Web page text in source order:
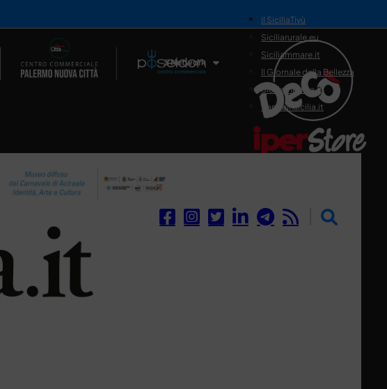
Il Network
il SiciliaTivù
Siciliarurale.eu
Siciliammare.it
Il Giornale della Bellezza
Siciliamedica.it
Sanitainsicilia.it